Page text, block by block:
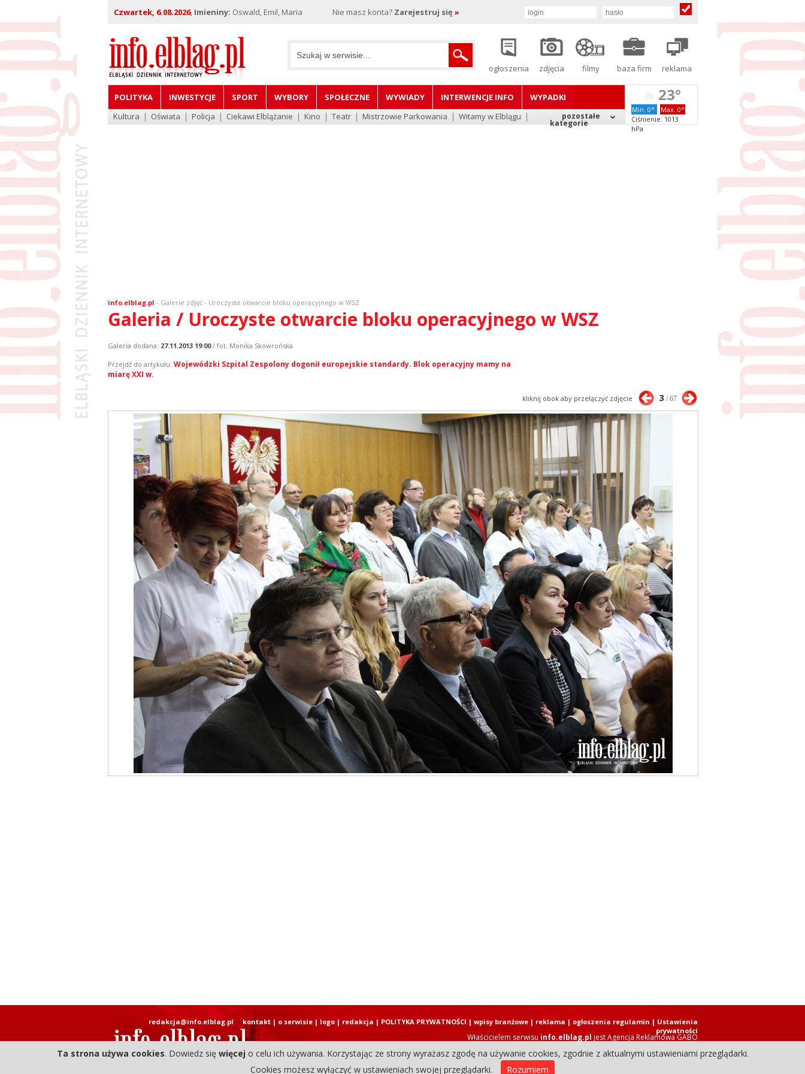
Czwartek, 6.08.2026, Imieniny: Oswald, Emil, Maria Nie masz konta? Zarejestruj się »
ogłoszenia zdjęcia filmy baza firm reklama
POLITYKA INWESTYCJE SPORT WYBORY SPOŁECZNE WYWIADY INTERWENCJE INFO
WYPADKI
Kultura
Oświata Policja Ciekawi Elblążanie Kino Teatr Mistrzowie Parkowania Witamy w Elblągu pozostałe
kategorie
23°
Min. 0°
Max. 0°
Ciśnienie: 1013
hPa
info.elblag.pl - Galerie zdjęć- Uroczyste otwarcie bloku operacyjnego w WSZ
Galeria / Uroczyste otwarcie bloku operacyjnego w WSZ
Galeria dodana: 27.11.2013 19:00/ fot. Monika Skowrońska
Przejdź do artykułu: Wojewódzki Szpital Zespolony dogonił europejskie standardy. Blok operacyjny mamy na
miarę XXI w.
kliknij obok aby przełączyć zdjęcie 3/ 67
Właścicielem serwisu info.elblag.pl jestAgencja Reklamowa GABO
Copyright © 2004-2026 Elbląski Dziennik Internetowy. Wszystkie prawa zastrzeżone.
redakcja@info.elblag.pl kontakt| o serwisie| logo| redakcja | POLITYKA PRYWATNOŚCI | wpisy branżowe| reklama | ogłoszenia regulamin | Ustawienia
prywatności
Ta strona używa cookies. Dowiedz się więcej o celu ich używania. Korzystając ze strony wyrażasz zgodę na używanie cookies, zgodnie z aktualnymi ustawieniami przeglądarki.
Cookies możesz wyłączyć w ustawieniach swojej przeglądarki.
Rozumiem